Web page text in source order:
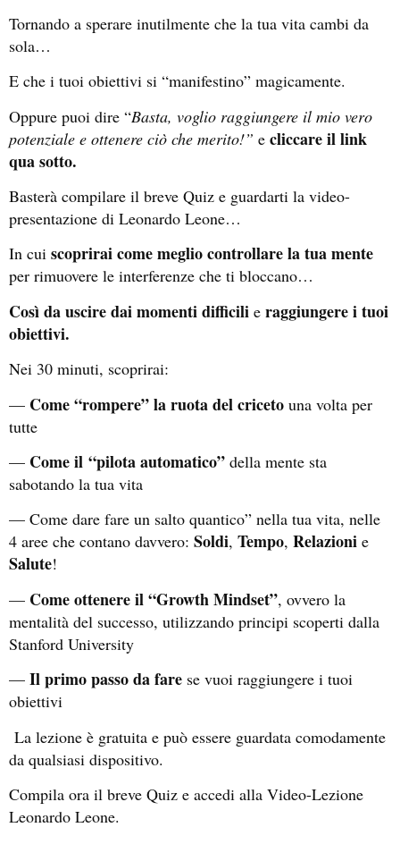
Tornando a sperare inutilmente che la tua vita cambi da
sola…
E che i tuoi obiettivi si “manifestino” magicamente.
Oppure puoi dire “Basta, voglio raggiungere il mio vero
potenziale e ottenere ciò che merito!” e cliccare il link
qua sotto.
Basterà compilare il breve Quiz e guardarti la video-
presentazione di Leonardo Leone…
In cui scoprirai come meglio controllare la tua mente
per rimuovere le interferenze che ti bloccano…
Così da uscire dai momenti difficili e raggiungere i tuoi
obiettivi.
Nei 30 minuti, scoprirai:
— Come “rompere” la ruota del criceto una volta per
tutte
— Come il “pilota automatico” della mente sta
sabotando la tua vita
— Come dare fare un salto quantico” nella tua vita, nelle
4 aree che contano davvero: Soldi, Tempo, Relazioni e
Salute!
— Come ottenere il “Growth Mindset”, ovvero la
mentalità del successo, utilizzando principi scoperti dalla
Stanford University
— Il primo passo da fare se vuoi raggiungere i tuoi
obiettivi
La lezione è gratuita e può essere guardata comodamente
da qualsiasi dispositivo.
Compila ora il breve Quiz e accedi alla Video-Lezione
Leonardo Leone.